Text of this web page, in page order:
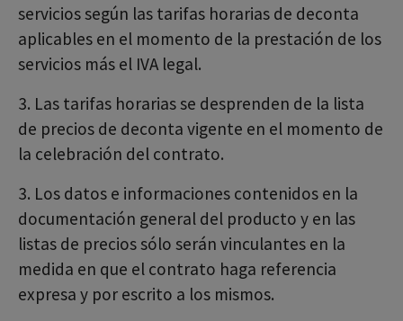
servicios según las tarifas horarias de deconta
aplicables en el momento de la prestación de los
servicios más el IVA legal.
3. Las tarifas horarias se desprenden de la lista
de precios de deconta vigente en el momento de
la celebración del contrato.
3. Los datos e informaciones contenidos en la
documentación general del producto y en las
listas de precios sólo serán vinculantes en la
medida en que el contrato haga referencia
expresa y por escrito a los mismos.